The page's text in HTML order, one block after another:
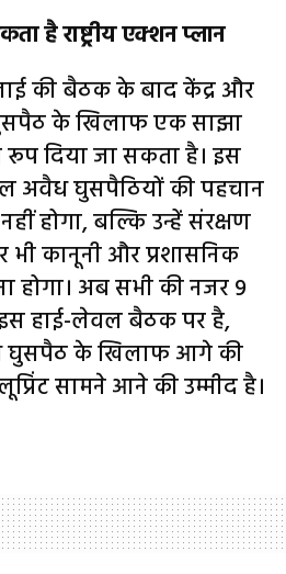
है राष्ट्रीय एक्शन प्लान
की बैठक के बाद केंद्र और
के खिलाफ एक साझा
रूप दिया जा सकता है। इस
अवैध घुसपैठियों की पहचान
होगा, बल्कि उन्हें संरक्षण
भी कानूनी और प्रशासनिक
होगा। अब सभी की नजर 9
हाई-लेवल बैठक पर है,
घुसपैठ के खिलाफ आगे की
सामने आने की उम्मीद है।